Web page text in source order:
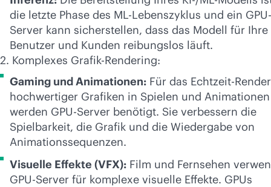
die letzte Phase des ML-Lebenszyklus und ein GPU-
Server kann sicherstellen, dass das Modell für Ihre
Benutzer und Kunden reibungslos läuft.
2. Komplexes Grafik-Rendering:
Gaming und Animationen: Für das Echtzeit-
hochwertiger Grafiken in Spielen und Animationen
werden GPU-Server benötigt. Sie verbessern die
Spielbarkeit, die Grafik und die Wiedergabe von
Animationssequenzen.
Visuelle Effekte (VFX): Film und Fernsehen
GPU-Server für komplexe visuelle Effekte. GPUs